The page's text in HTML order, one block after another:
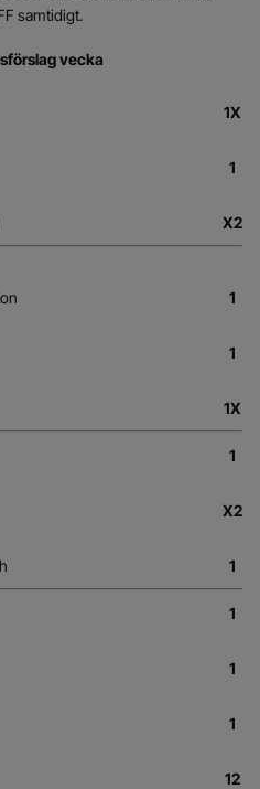
samtidigt.
vecka
1X
1
X2
1
1
1X
1
X2
1
1
1
1
12